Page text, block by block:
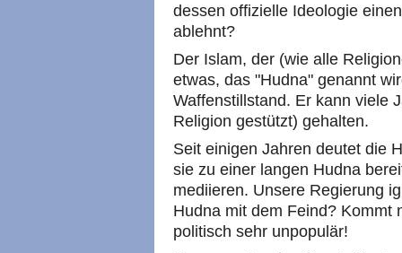
dessen offizielle Ideologie
ablehnt?
Der Islam, der (wie alle
etwas, das "Hudna" genannt
Waffenstillstand. Er kann viele
Religion gestützt) gehalten.
Seit einigen Jahren deutet die
sie zu einer langen Hudna
mediieren. Unsere Regierung
Hudna mit dem Feind? Kommt
politisch sehr unpopulär!